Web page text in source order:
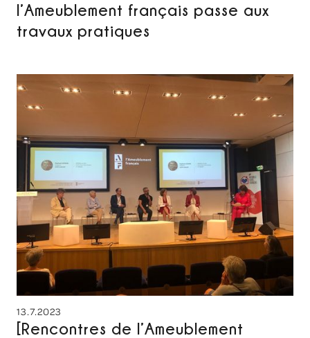
l’Ameublement français passe aux
travaux pratiques
13.7.2023
[Rencontres de l’Ameublement